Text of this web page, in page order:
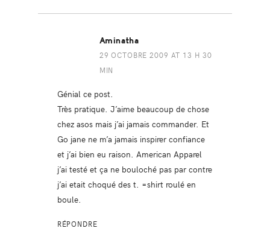
Aminatha
29 OCTOBRE 2009 AT 13 H 30
MIN
Génial ce post.
Très pratique. J’aime beaucoup de chose
chez asos mais j’ai jamais commander. Et
Go jane ne m’a jamais inspirer confiance
et j’ai bien eu raison. American Apparel
j’ai testé et ça ne bouloché pas par contre
j’ai etait choqué des t. =shirt roulé en
boule.
RÉPONDRE